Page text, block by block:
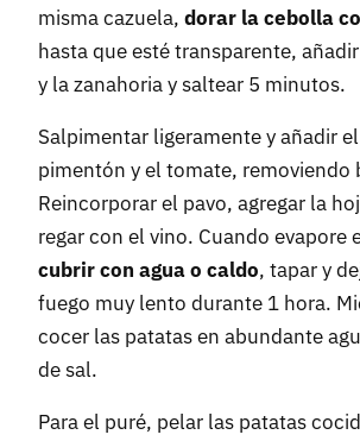
misma cazuela, dorar la cebolla
hasta que esté transparente,
y la zanahoria y saltear 5 minutos.
Salpimentar ligeramente y añadir
pimentón y el tomate, removiendo
Reincorporar el pavo, agregar la
regar con el vino. Cuando evapore
cubrir con agua o caldo, tapar y
fuego muy lento durante 1 hora.
cocer las patatas en abundante
de sal.
Para el puré, pelar las patatas